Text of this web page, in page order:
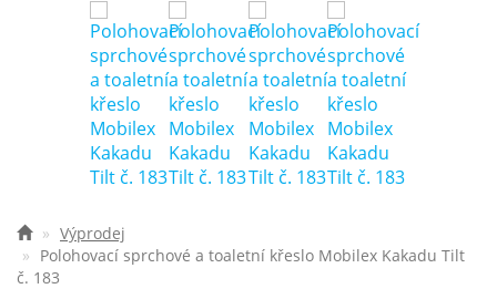
Kontakt
Výprodej
Polohovací sprchové a toaletní křeslo Mobilex Kakadu Tilt
č. 183